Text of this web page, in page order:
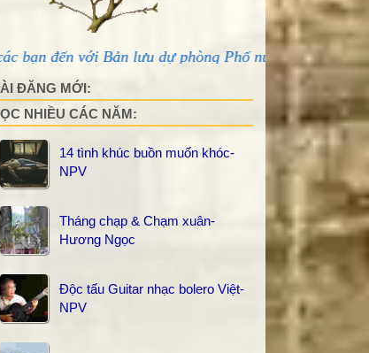
lưu dự phòng Phố núi và bạn bè...
ĐĂNG MỚI:
NHIỀU CÁC NĂM:
14 tình khúc buồn muốn khóc-
NPV
Tháng chạp & Chạm xuân-
Hương Ngọc
Độc tấu Guitar nhạc bolero Việt-
NPV